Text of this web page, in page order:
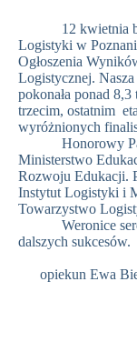
12 kwietnia br.
Logistyki w
Ogłoszenia
Logistycznej.
pokonała ponad
trzecim, ostatnim
wyróżnionych
Honorowy
Ministerstwo
Rozwoju Edukacji.
Instytut Logistyki i
Towarzystwo
Weronice
dalszych sukcesów.
opiekun Ewa